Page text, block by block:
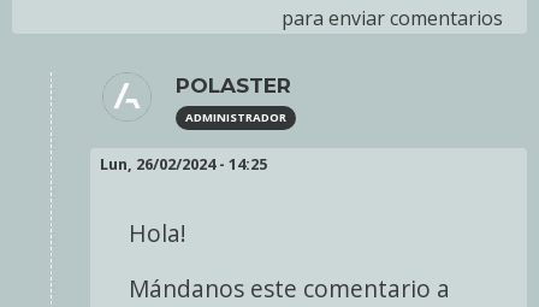
para enviar comentarios
POLASTER
ADMINISTRADOR
En
Lun, 26/02/2024 - 14:25
Hola!
Mándanos este comentario a